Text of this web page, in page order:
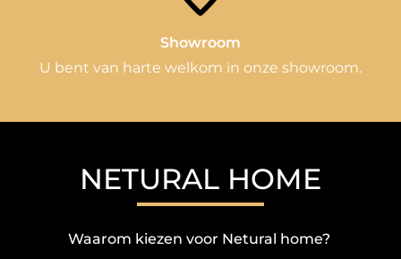
Showroom
U bent van harte welkom in onze showroom.
NETURAL HOME
Waarom kiezen voor Netural home?